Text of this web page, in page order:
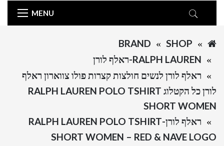
MENU
SHOP
BRAND
RALPH LAUREN-ראלף לורן
ראלף לורן לנשים חולצות קצרות פולו צווארון ראלף
לורן כל הקטלוג RALPH LAUREN POLO TSHIRT
SHORT WOMEN
ראלף לורן-RALPH LAUREN POLO TSHIRT
SHORT WOMEN – RED & NAVE LOGO